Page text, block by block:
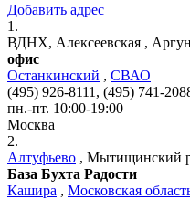
Добавить адрес
1.
ВДНХ, Алексеевская ,
офис
Останкинский , СВАО
(495) 926-8111, (495) 741-
пн.-пт. 10:00-19:00
Москва
2.
Алтуфьево , Мытищинский
База Бухта Радости
Кашира , Московская